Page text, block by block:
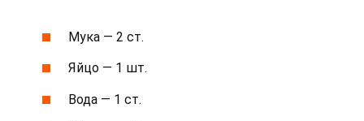
Мука — 2 ст.
Яйцо — 1 шт.
Вода — 1 ст.